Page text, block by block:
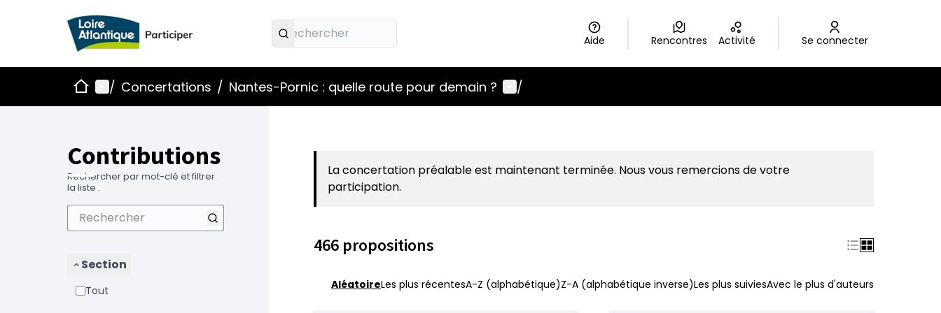
Aide Rencontres Activité Se connecter
AccueilMenu principal
/ Concertations / Nantes-Pornic : quelle route pour demain ? Menu utilisateur
/
Contributions
Rechercher par mot-clé et filtrer
la liste .
Section
Tout
La concertation préalable est maintenant terminée. Nous vous remercions de votre
participation.
466 propositions
AléatoireLes plus récentesA-Z (alphabétique)Z-A (alphabétique inverse)Les plus suiviesAvec le plus d'auteurs